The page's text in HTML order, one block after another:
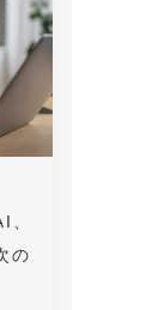
、
の